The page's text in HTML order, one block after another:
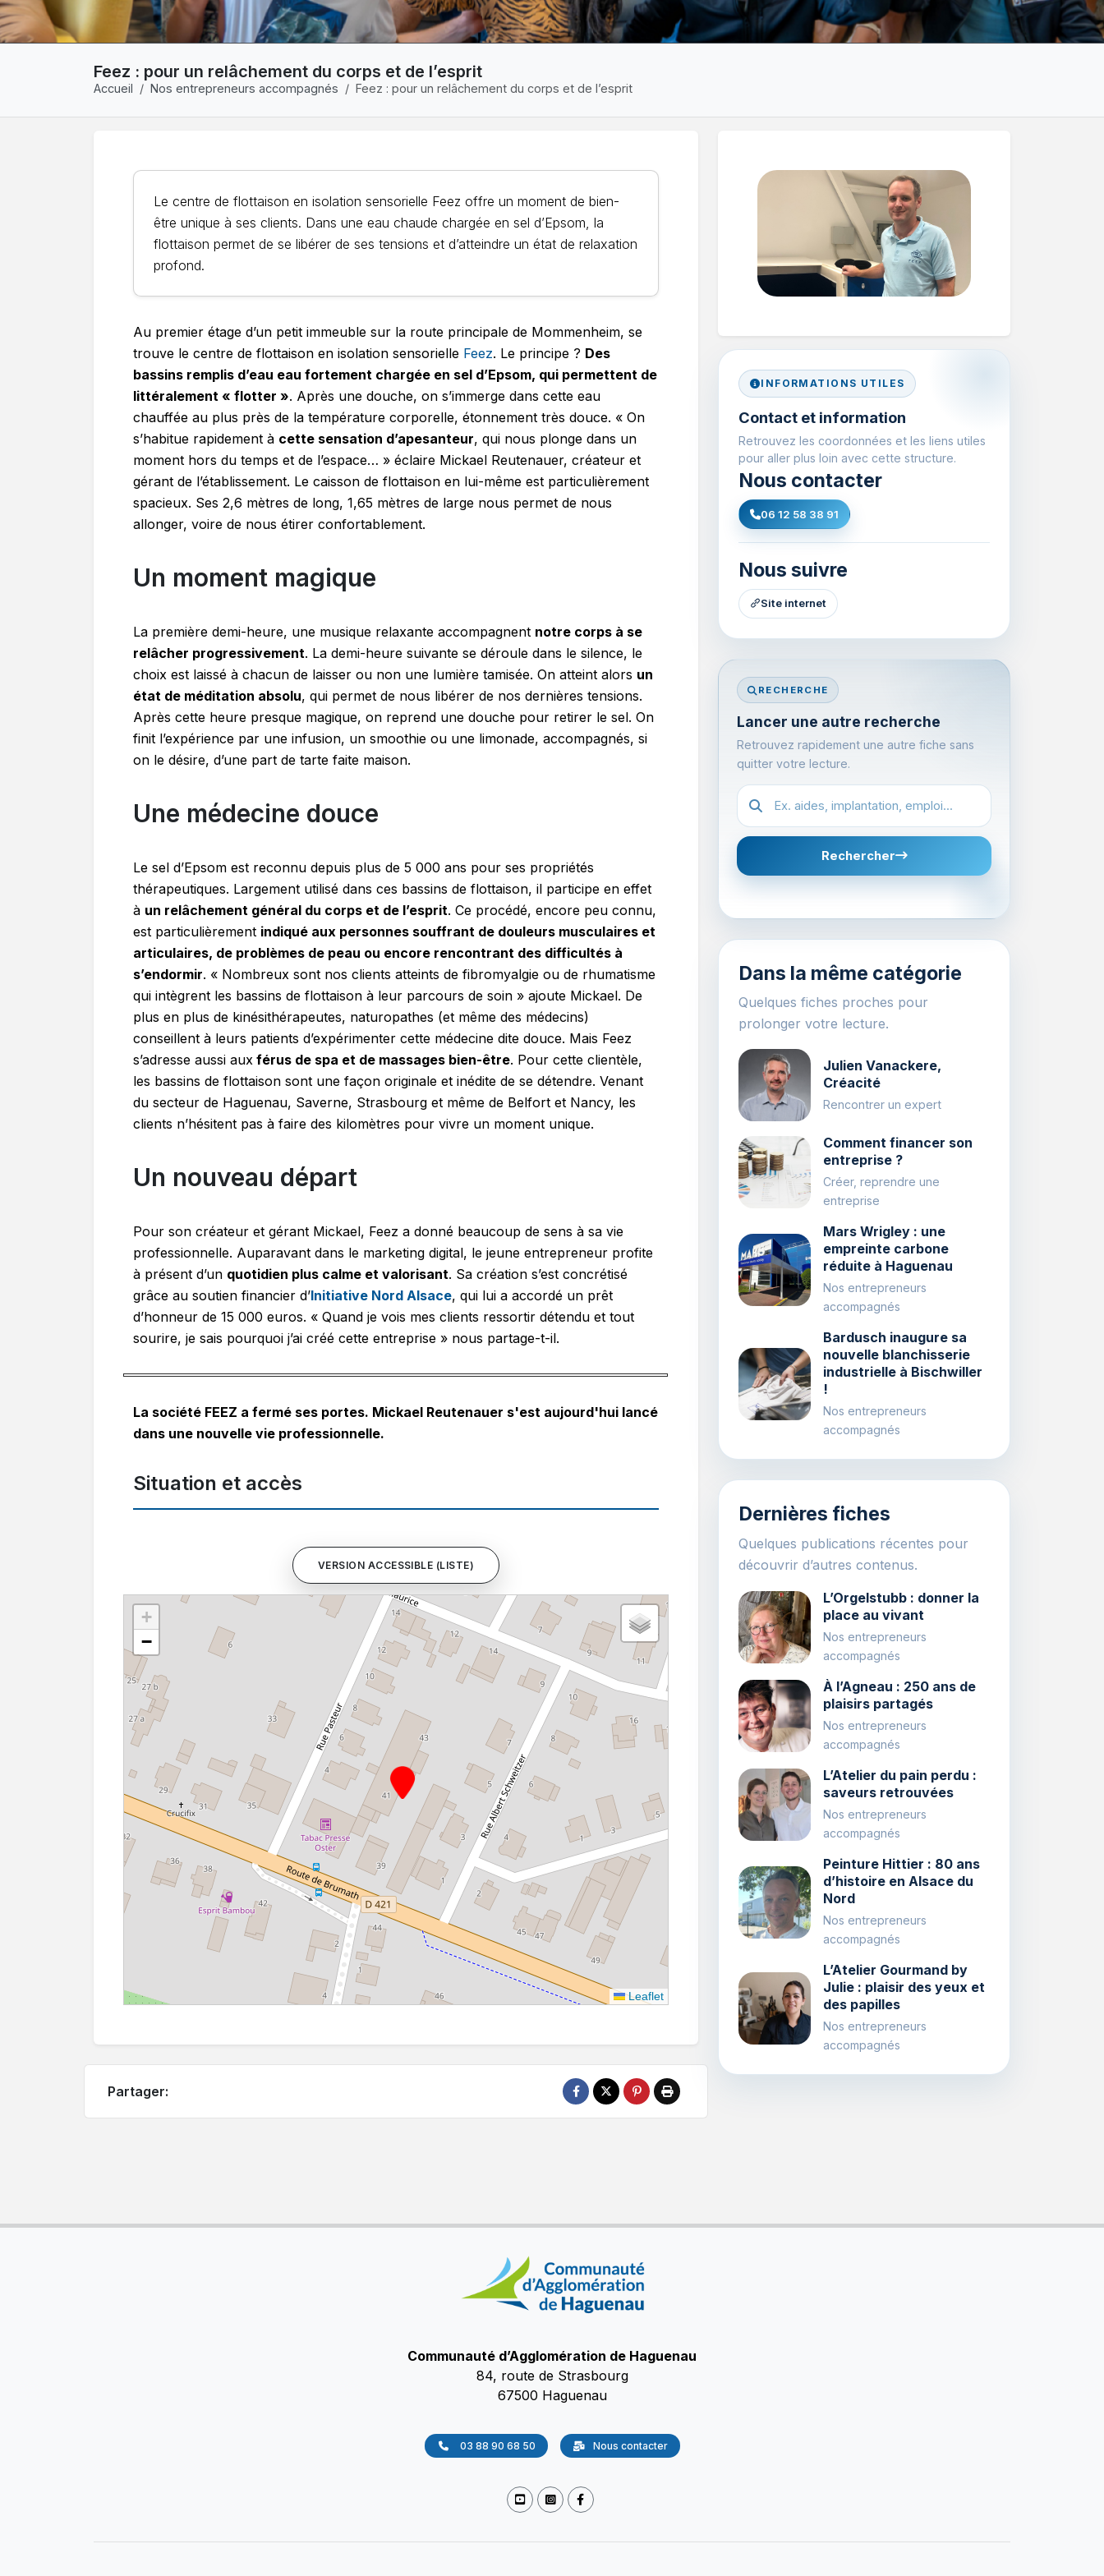
Feez : pour un relâchement du corps et de l’esprit
Accueil Nos entrepreneurs accompagnés Feez : pour un relâchement du corps et de l’esprit
Le centre de flottaison en isolation sensorielle Feez offre un moment de bien-
être unique à ses clients. Dans une eau chaude chargée en sel d’Epsom, la
flottaison permet de se libérer de ses tensions et d’atteindre un état de relaxation
profond.
Au premier étage d’un petit immeuble sur la route principale de Mommenheim, se
trouve le centre de flottaison en isolation sensorielle Feez. Le principe ? Des
bassins remplis d’eau eau fortement chargée en sel d’Epsom, qui permettent de
littéralement « flotter ». Après une douche, on s’immerge dans cette eau
chauffée au plus près de la température corporelle, étonnement très douce. « On
s’habitue rapidement à cette sensation d’apesanteur, qui nous plonge dans un
moment hors du temps et de l’espace… » éclaire Mickael Reutenauer, créateur et
gérant de l’établissement. Le caisson de flottaison en lui-même est particulièrement
spacieux. Ses 2,6 mètres de long, 1,65 mètres de large nous permet de nous
allonger, voire de nous étirer confortablement.
Un moment magique
La première demi-heure, une musique relaxante accompagnent notre corps à se
relâcher progressivement. La demi-heure suivante se déroule dans le silence, le
choix est laissé à chacun de laisser ou non une lumière tamisée. On atteint alors un
état de méditation absolu, qui permet de nous libérer de nos dernières tensions.
Après cette heure presque magique, on reprend une douche pour retirer le sel. On
finit l’expérience par une infusion, un smoothie ou une limonade, accompagnés, si
on le désire, d’une part de tarte faite maison.
Une médecine douce
Le sel d’Epsom est reconnu depuis plus de 5 000 ans pour ses propriétés
thérapeutiques. Largement utilisé dans ces bassins de flottaison, il participe en effet
à un relâchement général du corps et de l’esprit. Ce procédé, encore peu connu,
est particulièrement indiqué aux personnes souffrant de douleurs musculaires et
articulaires, de problèmes de peau ou encore rencontrant des difficultés à
s’endormir. « Nombreux sont nos clients atteints de fibromyalgie ou de rhumatisme
qui intègrent les bassins de flottaison à leur parcours de soin » ajoute Mickael. De
plus en plus de kinésithérapeutes, naturopathes (et même des médecins)
conseillent à leurs patients d’expérimenter cette médecine dite douce. Mais Feez
s’adresse aussi aux férus de spa et de massages bien-être. Pour cette clientèle,
les bassins de flottaison sont une façon originale et inédite de se détendre. Venant
du secteur de Haguenau, Saverne, Strasbourg et même de Belfort et Nancy, les
clients n’hésitent pas à faire des kilomètres pour vivre un moment unique.
Un nouveau départ
Pour son créateur et gérant Mickael, Feez a donné beaucoup de sens à sa vie
professionnelle. Auparavant dans le marketing digital, le jeune entrepreneur profite
à présent d’un quotidien plus calme et valorisant. Sa création s’est concrétisé
grâce au soutien financier d’Initiative Nord Alsace, qui lui a accordé un prêt
d’honneur de 15 000 euros. « Quand je vois mes clients ressortir détendu et tout
sourire, je sais pourquoi j’ai créé cette entreprise » nous partage-t-il.
La société FEEZ a fermé ses portes. Mickael Reutenauer s'est aujourd'hui lancé
dans une nouvelle vie professionnelle.
Situation et accès
VERSION ACCESSIBLE (LISTE)
+
−
Leaflet
Partager:
INFORMATIONS UTILES
Contact et information
Retrouvez les coordonnées et les liens utiles
pour aller plus loin avec cette structure.
Nous contacter
06 12 58 38 91
Nous suivre
Site internet
RECHERCHE
Lancer une autre recherche
Retrouvez rapidement une autre fiche sans
quitter votre lecture.
Recherche dans les fiches
Rechercher
Dans la même catégorie
Quelques fiches proches pour
prolonger votre lecture.
Julien Vanackere,
Créacité
Rencontrer un expert
Comment financer son
entreprise ?
Créer, reprendre une
entreprise
Mars Wrigley : une
empreinte carbone
réduite à Haguenau
Nos entrepreneurs
accompagnés
Bardusch inaugure sa
nouvelle blanchisserie
industrielle à Bischwiller
!
Nos entrepreneurs
accompagnés
Dernières fiches
Quelques publications récentes pour
découvrir d’autres contenus.
L’Orgelstubb : donner la
place au vivant
Nos entrepreneurs
accompagnés
À l’Agneau : 250 ans de
plaisirs partagés
Nos entrepreneurs
accompagnés
L’Atelier du pain perdu :
saveurs retrouvées
Nos entrepreneurs
accompagnés
Peinture Hittier : 80 ans
d’histoire en Alsace du
Nord
Nos entrepreneurs
accompagnés
L’Atelier Gourmand by
Julie : plaisir des yeux et
des papilles
Nos entrepreneurs
accompagnés
Communauté d’Agglomération de Haguenau
84, route de Strasbourg
67500 Haguenau
03 88 90 68 50 Nous contacter